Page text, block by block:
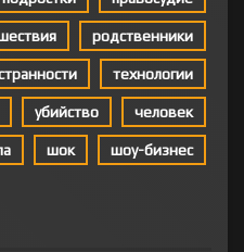
родственники
технологии
убийство человек
шок шоу-бизнес